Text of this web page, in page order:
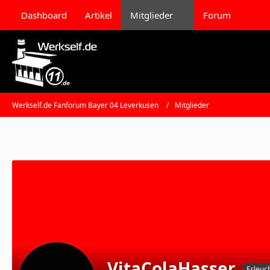
Dashboard Artikel Mitglieder Forum
Werkself.de Fanforum Bayer 04 Leverkusen Mitglieder